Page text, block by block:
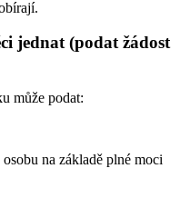
jednat (podat žádost
může podat:
na základě plné moci